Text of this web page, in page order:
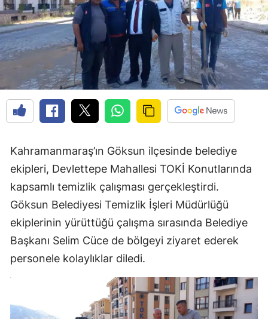
Kahramanmaraş’ın Göksun ilçesinde belediye
ekipleri, Devlettepe Mahallesi TOKİ Konutlarında
kapsamlı temizlik çalışması gerçekleştirdi.
Göksun Belediyesi Temizlik İşleri Müdürlüğü
ekiplerinin yürüttüğü çalışma sırasında Belediye
Başkanı Selim Cüce de bölgeyi ziyaret ederek
personele kolaylıklar diledi.